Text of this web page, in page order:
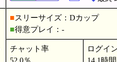
■スリーサイズ：Dカップ
■得意プレイ：-
チャット率
52.0％
ログイ
14.1時間